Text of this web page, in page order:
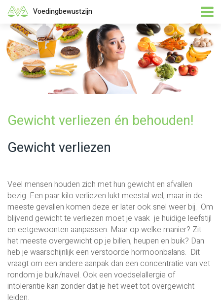
Voedingbewustzijn
Gewicht verliezen én behouden!
Gewicht verliezen
Veel mensen houden zich met hun gewicht en afvallen
bezig. Een paar kilo verliezen lukt meestal wel, maar in de
meeste gevallen komen deze er later ook snel weer bij. Om
blijvend gewicht te verliezen moet je vaak je huidige leefstijl
en eetgewoonten aanpassen. Maar op welke manier? Zit
het meeste overgewicht op je billen, heupen en buik? Dan
heb je waarschijnlijk een verstoorde hormoonbalans. Dit
vraagt om een andere aanpak dan een concentratie van vet
rondom je buik/navel. Ook een voedselallergie of
intolerantie kan zonder dat je het weet tot overgewicht
leiden.